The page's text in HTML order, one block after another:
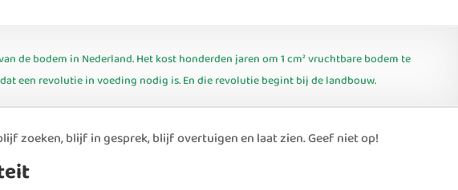
de bodem in Nederland. Het kost honderden jaren om 1 cm² vruchtbare bodem te
een revolutie in voeding nodig is. En die revolutie begint bij de landbouw.
zoeken, blijf in gesprek, blijf overtuigen en laat zien. Geef niet op!